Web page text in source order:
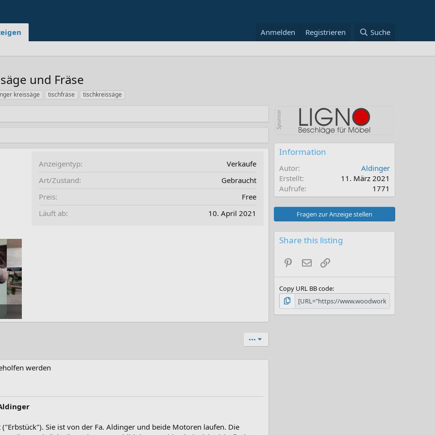
Anmelden Registrieren Suche
und Fräse
kreissäge tischfräse tischkreissäge
Anzeigentyp
Verkaufe
Art/Zustand
Gebraucht
Preis
Free
Läuft ab
10. April 2021
•••
werden
Sie ist von der Fa. Aldinger und beide Motoren laufen. Die
Information
Autor
Aldinger
Erstellt
11. März 2021
Aufrufe
1771
Fragen zur Anzeige stellen
Share this listing
PinterestE-Mail
Copy URL BB code